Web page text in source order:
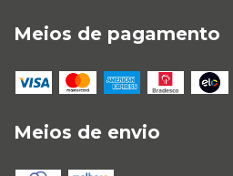
Meios de pagamento
Meios de envio